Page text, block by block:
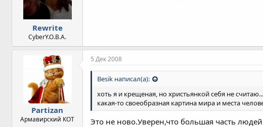
Rewrite
CyberY.O.B.A.
Partizan
Армавирский КОТ
5 Дек 2008
Besik написал(а):
хоть я и крещеная, но христьянкой себя не
какая-то своеобразная картина мира и места
Это не ново.Уверен,что большая часть